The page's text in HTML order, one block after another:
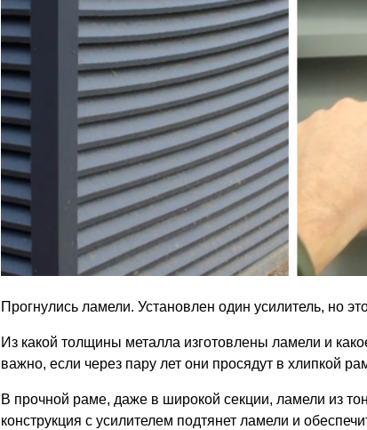
Прогнулись ламели. Установлен один усилитель, но
Из какой толщины металла изготовлены ламели и
важно, если через пару лет они просядут в хлипкой
В прочной раме, даже в широкой секции, ламели из
конструкция с усилителем подтянет ламели и